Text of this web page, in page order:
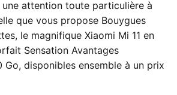
attention toute particulière à
que vous propose Bouygues
le magnifique Xiaomi Mi 11 en
Sensation Avantages
Go, disponibles ensemble à un prix